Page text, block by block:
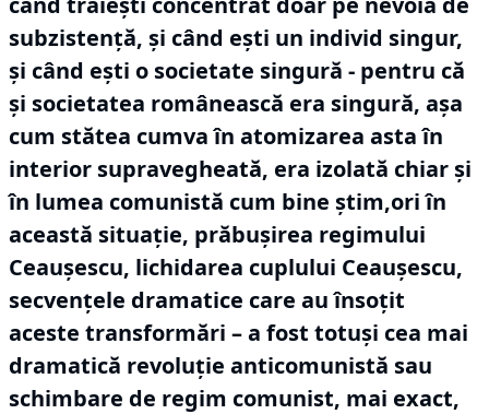
subzistență, și când ești un individ singur,
și când ești o societate singură - pentru că
și societatea românească era singură, așa
cum stătea cumva în atomizarea asta în
interior supravegheată, era izolată chiar și
în lumea comunistă cum bine știm,ori în
această situație, prăbușirea regimului
Ceaușescu, lichidarea cuplului Ceaușescu,
secvențele dramatice care au însoțit
aceste transformări – a fost totuși cea mai
dramatică revoluție anticomunistă sau
schimbare de regim comunist, mai exact,